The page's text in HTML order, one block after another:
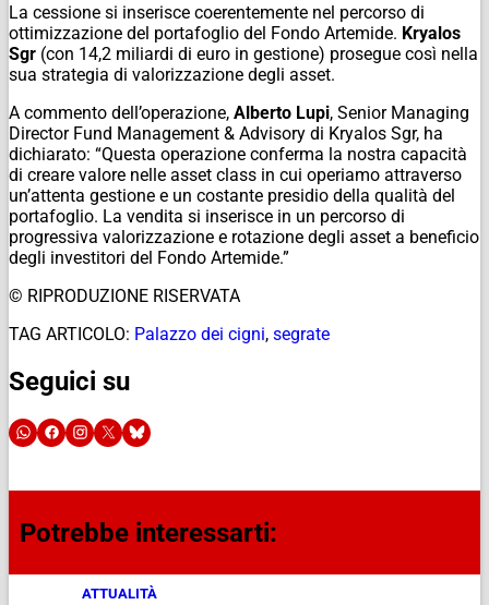
La cessione si inserisce coerentemente nel percorso di
ottimizzazione del portafoglio del Fondo Artemide. Kryalos
Sgr (con 14,2 miliardi di euro in gestione) prosegue così nella
sua strategia di valorizzazione degli asset.
A commento dell’operazione, Alberto Lupi, Senior Managing
Director Fund Management & Advisory di Kryalos Sgr, ha
dichiarato: “Questa operazione conferma la nostra capacità
di creare valore nelle asset class in cui operiamo attraverso
un’attenta gestione e un costante presidio della qualità del
portafoglio. La vendita si inserisce in un percorso di
progressiva valorizzazione e rotazione degli asset a beneficio
degli investitori del Fondo Artemide.”
© RIPRODUZIONE RISERVATA
TAG ARTICOLO: Palazzo dei cigni, segrate
Seguici su
Potrebbe interessarti:
ATTUALITÀ